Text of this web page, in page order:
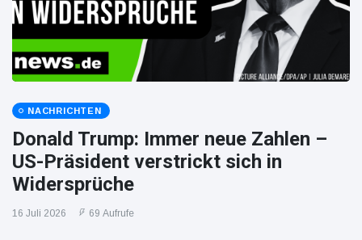
NACHRICHTEN
Donald Trump: Immer neue Zahlen –
US-Präsident verstrickt sich in
Widersprüche
16 Juli 2026 69 Aufrufe